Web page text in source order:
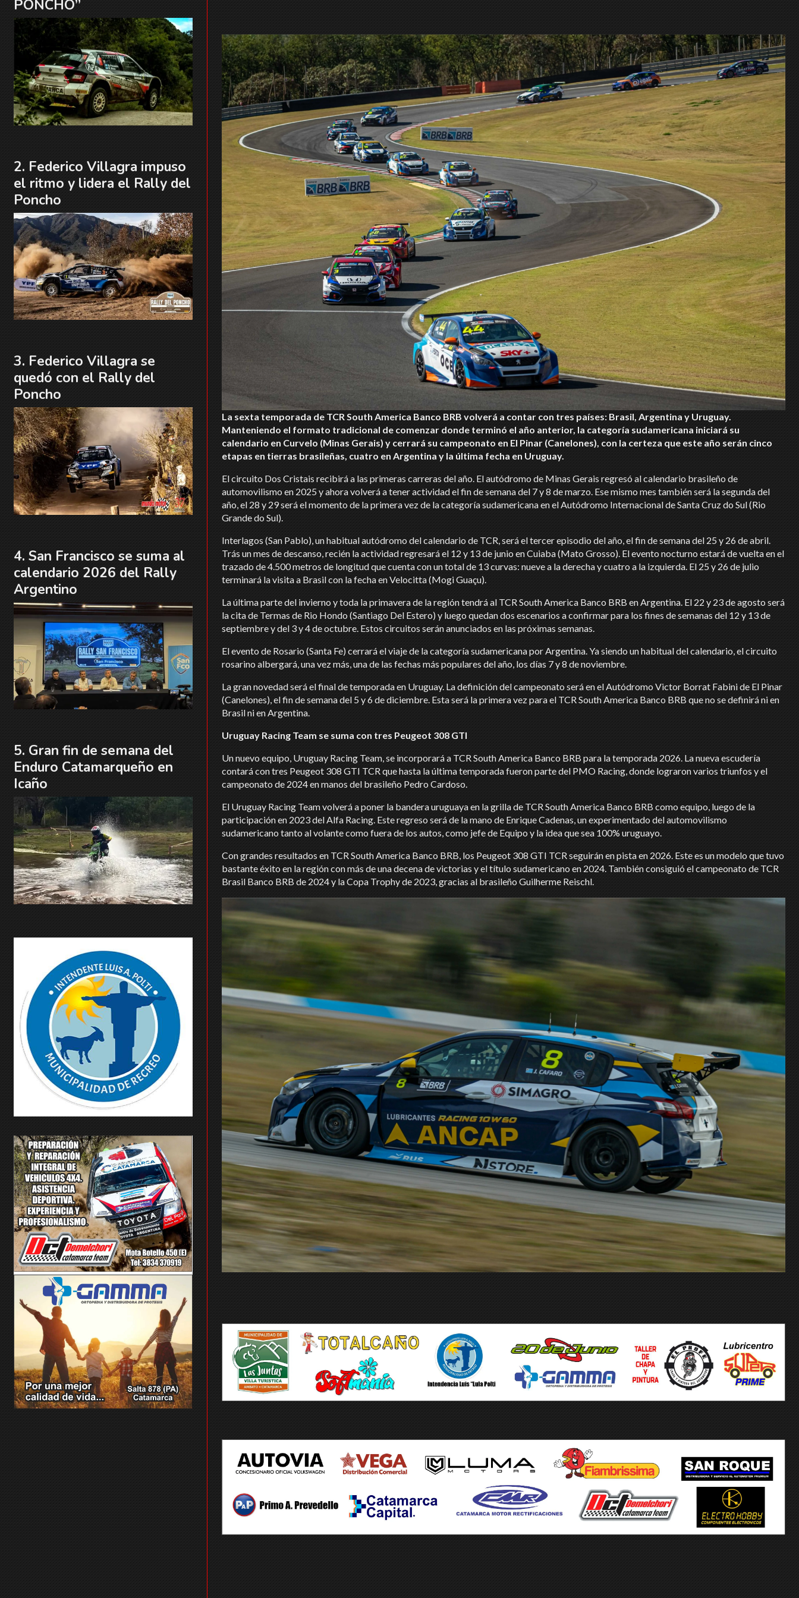
La sexta temporada de TCR South America Banco BRB volverá a contar con tres países: Brasil, Argentina y Uruguay.
Manteniendo el formato tradicional de comenzar donde terminó el año anterior, la categoría sudamericana iniciará su
calendario en Curvelo (Minas Gerais) y cerrará su campeonato en El Pinar (Canelones), con la certeza que este año serán cinco
etapas en tierras brasileñas, cuatro en Argentina y la última fecha en Uruguay.
El circuito Dos Cristais recibirá a las primeras carreras del año. El autódromo de Minas Gerais regresó al calendario brasileño de
automovilismo en 2025 y ahora volverá a tener actividad el fin de semana del 7 y 8 de marzo. Ese mismo mes también será la segunda del
año, el 28 y 29 será el momento de la primera vez de la categoría sudamericana en el Autódromo Internacional de Santa Cruz do Sul (Rio
Grande do Sul).
Interlagos (San Pablo), un habitual autódromo del calendario de TCR, será el tercer episodio del año, el fin de semana del 25 y 26 de abril.
Trás un mes de descanso, recién la actividad regresará el 12 y 13 de junio en Cuiaba (Mato Grosso). El evento nocturno estará de vuelta en el
trazado de 4.500 metros de longitud que cuenta con un total de 13 curvas: nueve a la derecha y cuatro a la izquierda. El 25 y 26 de julio
terminará la visita a Brasil con la fecha en Velocitta (Mogi Guaçu).
La última parte del invierno y toda la primavera de la región tendrá al TCR South America Banco BRB en Argentina. El 22 y 23 de agosto será
la cita de Termas de Rio Hondo (Santiago Del Estero) y luego quedan dos escenarios a confirmar para los fines de semanas del 12 y 13 de
septiembre y del 3 y 4 de octubre. Estos circuitos serán anunciados en las próximas semanas.
El evento de Rosario (Santa Fe) cerrará el viaje de la categoría sudamericana por Argentina. Ya siendo un habitual del calendario, el circuito
rosarino albergará, una vez más, una de las fechas más populares del año, los días 7 y 8 de noviembre.
La gran novedad será el final de temporada en Uruguay. La definición del campeonato será en el Autódromo Victor Borrat Fabini de El Pinar
(Canelones), el fin de semana del 5 y 6 de diciembre. Esta será la primera vez para el TCR South America Banco BRB que no se definirá ni en
Brasil ni en Argentina.
Uruguay Racing Team se suma con tres Peugeot 308 GTI
Un nuevo equipo, Uruguay Racing Team, se incorporará a TCR South America Banco BRB para la temporada 2026. La nueva escudería
contará con tres Peugeot 308 GTI TCR que hasta la última temporada fueron parte del PMO Racing, donde lograron varios triunfos y el
campeonato de 2024 en manos del brasileño Pedro Cardoso.
El Uruguay Racing Team volverá a poner la bandera uruguaya en la grilla de TCR South America Banco BRB como equipo, luego de la
participación en 2023 del Alfa Racing. Este regreso será de la mano de Enrique Cadenas, un experimentado del automovilismo
sudamericano tanto al volante como fuera de los autos, como jefe de Equipo y la idea que sea 100% uruguayo.
Con grandes resultados en TCR South America Banco BRB, los Peugeot 308 GTI TCR seguirán en pista en 2026. Este es un modelo que tuvo
bastante éxito en la región con más de una decena de victorias y el título sudamericano en 2024. También consiguió el campeonato de TCR
Brasil Banco BRB de 2024 y la Copa Trophy de 2023, gracias al brasileño Guilherme Reischl.
PONCHO”
Federico Villagra impuso
el ritmo y lidera el Rally del
Poncho
Federico Villagra se
quedó con el Rally del
Poncho
San Francisco se suma al
calendario 2026 del Rally
Argentino
Gran fin de semana del
Enduro Catamarqueño en
Icaño